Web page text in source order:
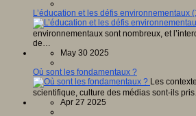
L’éducation et les défis environnementaux
environnementaux sont nombreux, et
de…
May 30 2025
Où sont les fondamentaux ?
Les
scientifique, culture des médias sont-ils
Apr 27 2025